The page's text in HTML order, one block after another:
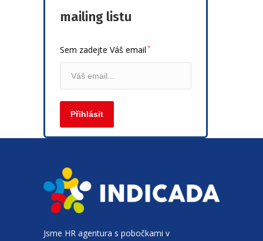
mailing listu
Sem zadejte Váš email *
Jsme HR agentura s pobočkami v